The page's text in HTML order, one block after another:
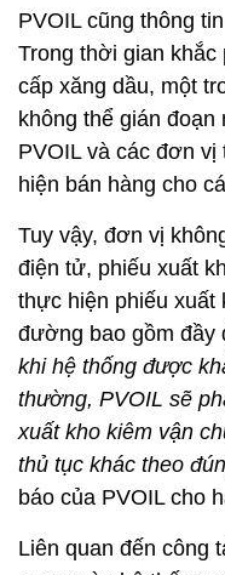
PVOIL cũng thông
Trong thời gian khắc
cấp xăng dầu, một
không thể gián
PVOIL và các đơn
hiện bán hàng cho
Tuy vậy, đơn vị
điện tử, phiếu xuất
thực hiện phiếu xuất
đường bao gồm đầy
khi hệ thống được
thường, PVOIL sẽ
xuất kho kiêm vận
thủ tục khác theo
báo của PVOIL cho
Liên quan đến công